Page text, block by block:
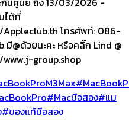
ได้ที่
โทรศัพท์: 086-
มี@ด้วยนะคะ หรือคลิ๊ก Lind @
group.shop
#Macมือสอง#แม
#ของแท้มือสอง